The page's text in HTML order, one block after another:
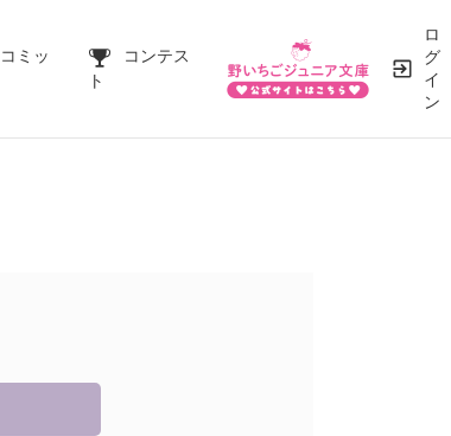
コミッ
コンテス
ト
ロ
グ
イ
ン